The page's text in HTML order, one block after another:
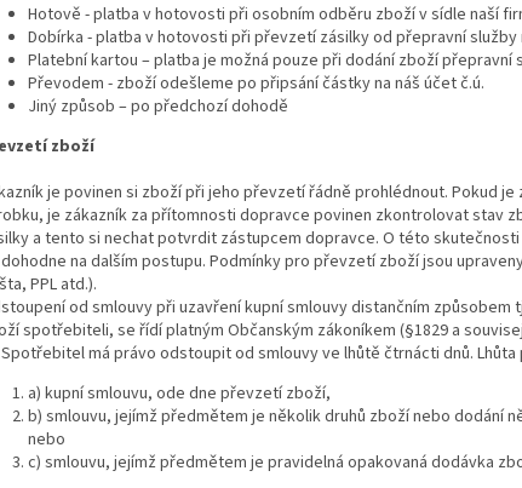
Hotově - platba v hotovosti při osobním odběru zboží v sídle naší
Dobírka - platba v hotovosti při převzetí zásilky od přepravní
Platební kartou – platba je možná pouze při dodání zboží přepravní
Převodem - zboží odešleme po připsání částky na náš účet č.ú.
Jiný způsob – po předchozí dohodě
zboží
je povinen si zboží při jeho převzetí řádně prohlédnout. Pokud
je zákazník za přítomnosti dopravce povinen zkontrolovat stav
a tento si nechat potvrdit zástupcem dopravce. O této
na dalším postupu. Podmínky pro převzetí zboží jsou
PPL atd.).
od smlouvy při uzavření kupní smlouvy distančním
spotřebiteli, se řídí platným Občanským zákoníkem (§1829 a
má právo odstoupit od smlouvy ve lhůtě čtrnácti dnů.
a) kupní smlouvu, ode dne převzetí zboží,
b) smlouvu, jejímž předmětem je několik druhů zboží nebo dodání
nebo
c) smlouvu, jejímž předmětem je pravidelná opakovaná dodávka